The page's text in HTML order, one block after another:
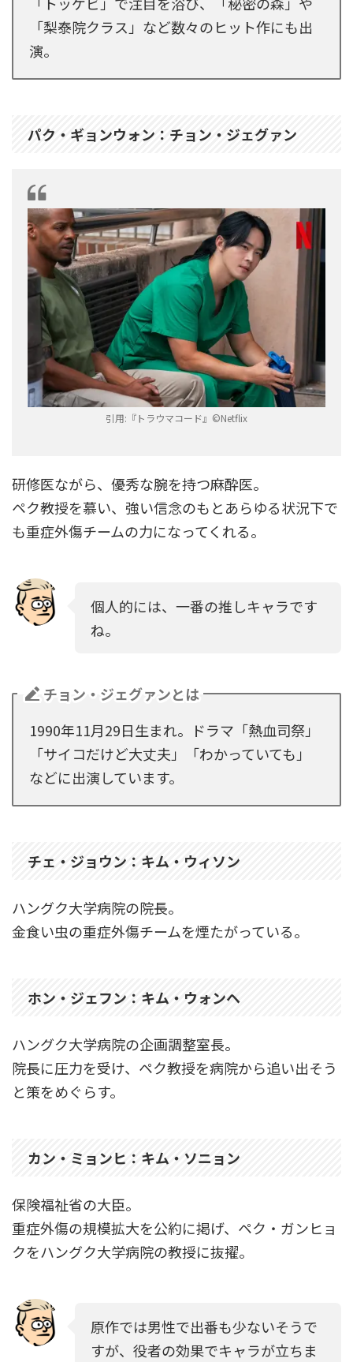
「梨泰院クラス」など数々のヒット作にも出
演。
パク・ギョンウォン：チョン・ジェグァン
引用:『トラウマコード』©︎Netflix
研修医ながら、優秀な腕を持つ麻酔医。
ペク教授を慕い、強い信念のもとあらゆる状況下で
も重症外傷チームの力になってくれる。
個人的には、一番の推しキャラです
ね。
チョン・ジェグァンとは
1990年11月29日生まれ。ドラマ「熱血司祭」
「サイコだけど大丈夫」「わかっていても」
などに出演しています。
チェ・ジョウン：キム・ウィソン
ハングク大学病院の院長。
金食い虫の重症外傷チームを煙たがっている。
ホン・ジェフン：キム・ウォンヘ
ハングク大学病院の企画調整室長。
院長に圧力を受け、ペク教授を病院から追い出そう
と策をめぐらす。
カン・ミョンヒ：キム・ソニョン
保険福祉省の大臣。
重症外傷の規模拡大を公約に掲げ、ペク・ガンヒョ
クをハングク大学病院の教授に抜擢。
原作では男性で出番も少ないそうで
すが、役者の効果でキャラが立ちま